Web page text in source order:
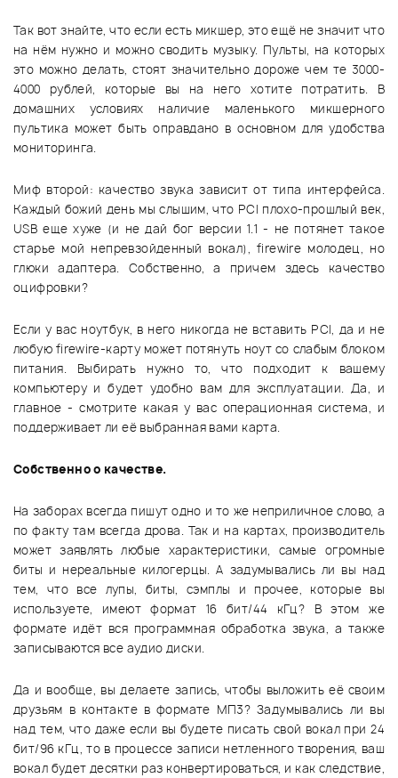
Так вот знайте, что если есть микшер, это ещё не значит что
на нём нужно и можно сводить музыку. Пульты, на которых
это можно делать, стоят значительно дороже чем те 3000-
4000 рублей, которые вы на него хотите потратить. В
домашних условиях наличие маленького микшерного
пультика может быть оправдано в основном для удобства
мониторинга.
Миф второй: качество звука зависит от типа интерфейса.
Каждый божий день мы слышим, что PCI плохо-прошлый век,
USB еще хуже (и не дай бог версии 1.1 - не потянет такое
старье мой непревзойденный вокал), firewire молодец, но
глюки адаптера. Собственно, а причем здесь качество
оцифровки?
Если у вас ноутбук, в него никогда не вставить PCI, да и не
любую firewire-карту может потянуть ноут со слабым блоком
питания. Выбирать нужно то, что подходит к вашему
компьютеру и будет удобно вам для эксплуатации. Да, и
главное - смотрите какая у вас операционная система, и
поддерживает ли её выбранная вами карта.
Собственно о качестве.
На заборах всегда пишут одно и то же неприличное слово, а
по факту там всегда дрова. Так и на картах, производитель
может заявлять любые характеристики, самые огромные
биты и нереальные килогерцы. А задумывались ли вы над
тем, что все лупы, биты, сэмплы и прочее, которые вы
используете, имеют формат 16 бит/44 кГц? В этом же
формате идёт вся программная обработка звука, а также
записываются все аудио диски.
Да и вообще, вы делаете запись, чтобы выложить её своим
друзьям в контакте в формате МП3? Задумывались ли вы
над тем, что даже если вы будете писать свой вокал при 24
бит/96 кГц, то в процессе записи нетленного творения, ваш
вокал будет десятки раз конвертироваться, и как следствие,